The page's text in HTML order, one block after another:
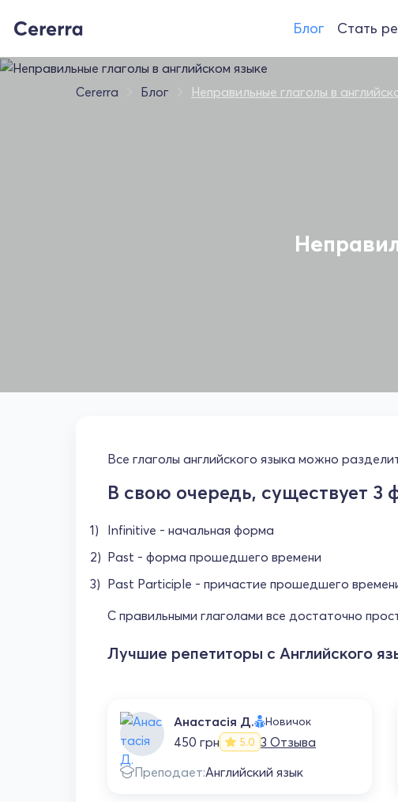
Блог Стать
Cererra Блог Неправильные глаголы в
Все глаголы английского языка можно
В свою очередь, существует 3
Infinitive - начальная форма
Past - форма прошедшего времени
Past Participle - причастие прошедшего
С правильными глаголами все достаточно
Лучшие репетиторы с Английского
Анастасія Д. Новичок
450 грн 5.0 3 Отзыва
Преподает:Английский язык